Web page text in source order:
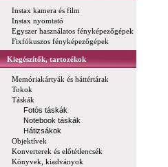
Instax kamera és film
Instax nyomtató
Egyszer használatos fényképezőgépek
Fixfókuszos fényképezőgépek
Kiegészítők, tartozékok
Memóriakártyák és háttértárak
Tokok
Táskák
Fotós táskák
Notebook táskák
Hátizsákok
Objektívek
Konverterek és előtétlencsék
Könyvek, kiadványok